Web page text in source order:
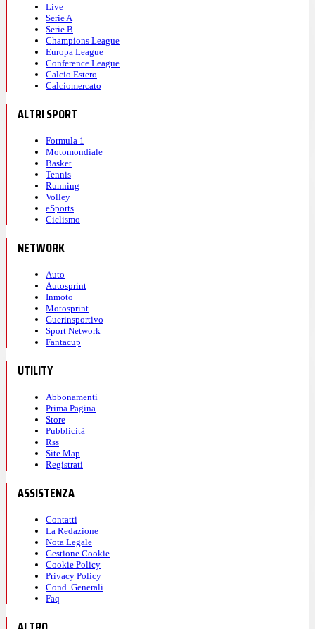
Live
Serie A
Serie B
Champions League
Europa League
Conference League
Calcio Estero
Calciomercato
ALTRI SPORT
Formula 1
Motomondiale
Basket
Tennis
Running
Volley
eSports
Ciclismo
NETWORK
Auto
Autosprint
Inmoto
Motosprint
Guerinsportivo
Sport Network
Fantacup
UTILITY
Abbonamenti
Prima Pagina
Store
Pubblicità
Rss
Site Map
Registrati
ASSISTENZA
Contatti
La Redazione
Nota Legale
Gestione Cookie
Cookie Policy
Privacy Policy
Cond. Generali
Faq